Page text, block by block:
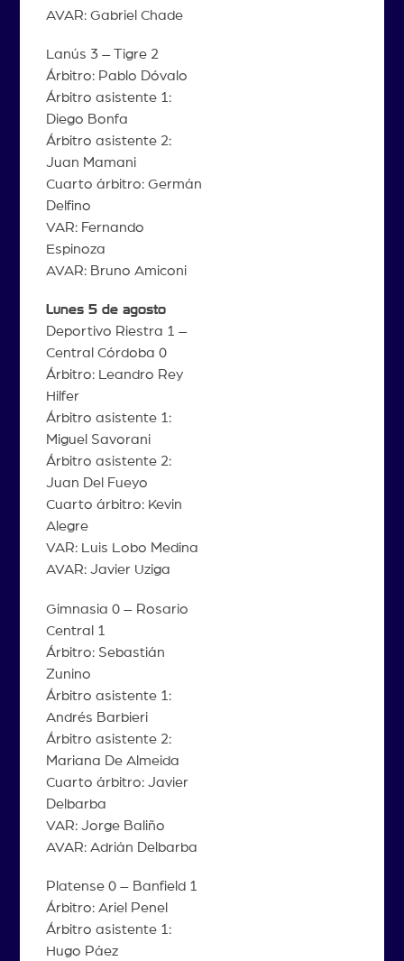
AVAR: Gabriel Chade
Lanús 3 – Tigre 2
Árbitro: Pablo Dóvalo
Árbitro asistente 1:
Diego Bonfa
Árbitro asistente 2:
Juan Mamani
Cuarto árbitro: Germán
Delfino
VAR: Fernando
Espinoza
AVAR: Bruno Amiconi
Lunes 5 de agosto
Deportivo Riestra 1 –
Central Córdoba 0
Árbitro: Leandro Rey
Hilfer
Árbitro asistente 1:
Miguel Savorani
Árbitro asistente 2:
Juan Del Fueyo
Cuarto árbitro: Kevin
Alegre
VAR: Luis Lobo Medina
AVAR: Javier Uziga
Gimnasia 0 – Rosario
Central 1
Árbitro: Sebastián
Zunino
Árbitro asistente 1:
Andrés Barbieri
Árbitro asistente 2:
Mariana De Almeida
Cuarto árbitro: Javier
Delbarba
VAR: Jorge Baliño
AVAR: Adrián Delbarba
Platense 0 – Banfield 1
Árbitro: Ariel Penel
Árbitro asistente 1:
Hugo Páez